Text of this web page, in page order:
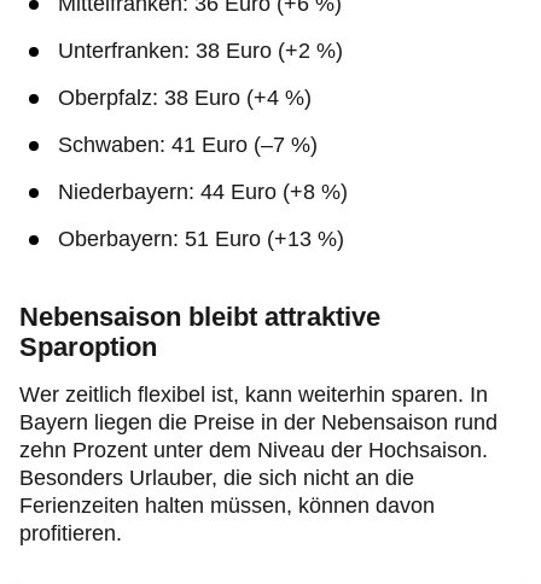
Unterfranken: 38 Euro (+2 %)
Oberpfalz: 38 Euro (+4 %)
Schwaben: 41 Euro (–7 %)
Niederbayern: 44 Euro (+8 %)
Oberbayern: 51 Euro (+13 %)
Nebensaison bleibt attraktive
Sparoption
Wer zeitlich flexibel ist, kann weiterhin sparen. In
Bayern liegen die Preise in der Nebensaison rund
zehn Prozent unter dem Niveau der Hochsaison.
Besonders Urlauber, die sich nicht an die
Ferienzeiten halten müssen, können davon
profitieren.